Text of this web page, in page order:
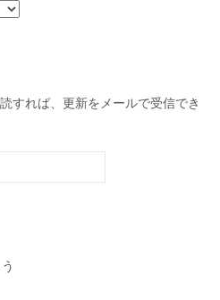
すれば、更新をメールで受信でき